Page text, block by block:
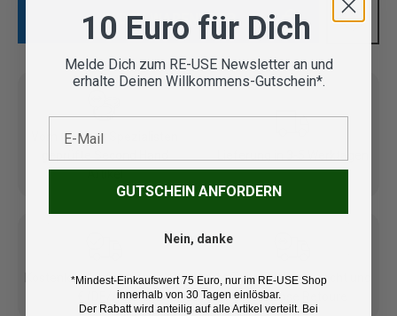
IN DEN WARENKORB
Vom Outdoor Spezialisten
Artikel
Kostenlose Lieferung ab 100
€ (DE/AT)
14 Tage Rückgaberecht und
kostenlose Retoure
10 Euro für Dich
Melde Dich zum RE-USE Newsletter an und
erhalte Deinen Willkommens-Gutschein*.
GUTSCHEIN ANFORDERN
Nein, danke
*Mindest-Einkaufswert 75 Euro, nur im RE-USE Shop
innerhalb von 30 Tagen einlösbar.
Der Rabatt wird anteilig auf alle Artikel verteilt. Bei